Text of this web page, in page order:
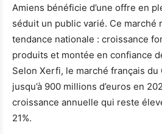
Amiens bénéficie d’une offre en
séduit un public varié. Ce marché
tendance nationale : croissance
produits et montée en confiance
Selon Xerfi, le marché français
jusqu’à 900 millions d’euros en
croissance annuelle qui reste
21%.